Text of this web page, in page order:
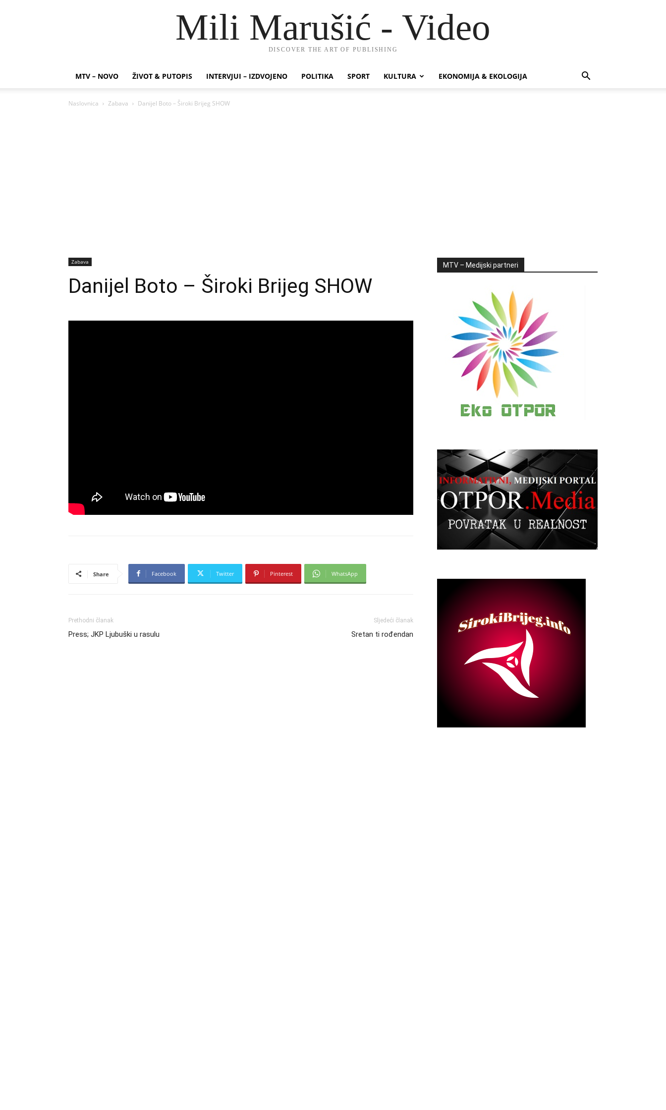
Mili Marušić - Video
DISCOVER THE ART OF PUBLISHING
MTV – NOVO ŽIVOT & PUTOPIS INTERVJUI – IZDVOJENO POLITIKA SPORT KULTURA EKONOMIJA & EKOLOGIJA
Naslovnica Zabava Danijel Boto – Široki Brijeg SHOW
Zabava
Danijel Boto – Široki Brijeg SHOW
Share Facebook Twitter Pinterest WhatsApp
Prethodni članak
Press; JKP Ljubuški u rasulu
Sljedeći članak
Sretan ti rođendan
MTV – Medijski partneri